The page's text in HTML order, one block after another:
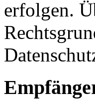
erfolgen.